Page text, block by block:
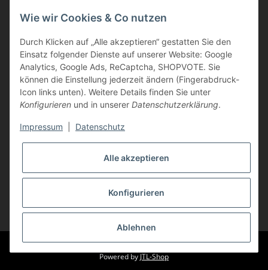
Informationen
Kunden Service
Haben Sie Fragen zu unseren Produkten?
Dann rufen Sie uns gerne an:
Tel: 0621/9767200
Mo.-Fr. 08:45-17:00 Uhr
oder schreiben Sie uns:
info@printer-express.de
* Alle Preise inkl. gesetzlicher USt., zzgl.Versand
© Printer-Express
Powered by JTL-Shop
Wie wir Cookies & Co nutzen
Durch Klicken auf „Alle akzeptieren“ gestatten Sie den
Einsatz folgender Dienste auf unserer Website: Google
Analytics, Google Ads, ReCaptcha, SHOPVOTE. Sie
können die Einstellung jederzeit ändern (Fingerabdruck-
Icon links unten). Weitere Details finden Sie unter
Konfigurieren und in unserer Datenschutzerklärung.
Impressum Datenschutz
Alle akzeptieren
Konfigurieren
Ablehnen